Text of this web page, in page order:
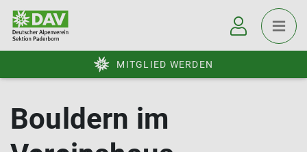
MITGLIED WERDEN
Bouldern im